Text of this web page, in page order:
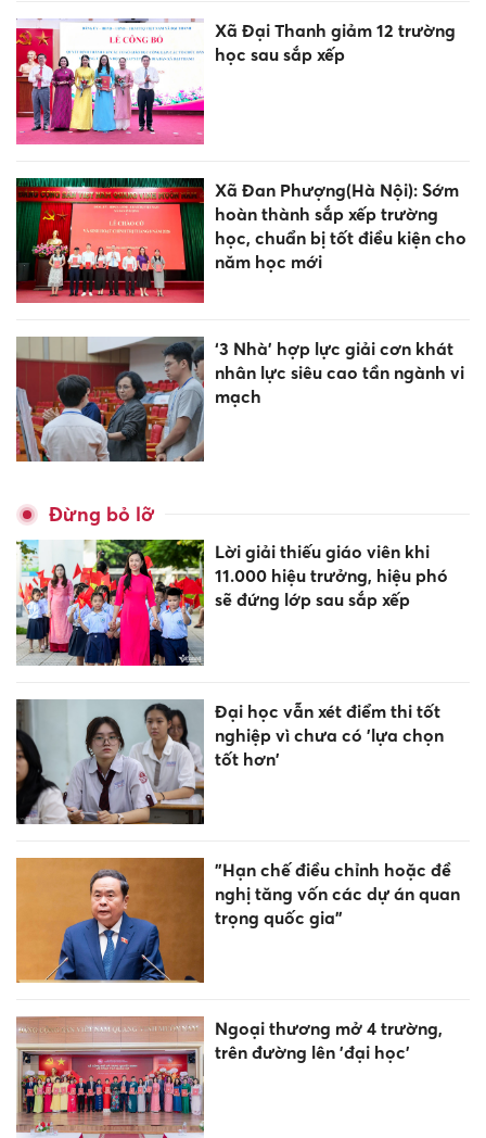
Xã Đại Thanh giảm 12 trường
học sau sắp xếp
Xã Đan Phượng(Hà Nội): Sớm
hoàn thành sắp xếp trường
học, chuẩn bị tốt điều kiện cho
năm học mới
‘3 Nhà’ hợp lực giải cơn khát
nhân lực siêu cao tần ngành vi
mạch
Đừng bỏ lỡ
Lời giải thiếu giáo viên khi
11.000 hiệu trưởng, hiệu phó
sẽ đứng lớp sau sắp xếp
Đại học vẫn xét điểm thi tốt
nghiệp vì chưa có 'lựa chọn
tốt hơn'
"Hạn chế điều chỉnh hoặc đề
nghị tăng vốn các dự án quan
trọng quốc gia"
Ngoại thương mở 4 trường,
trên đường lên 'đại học'